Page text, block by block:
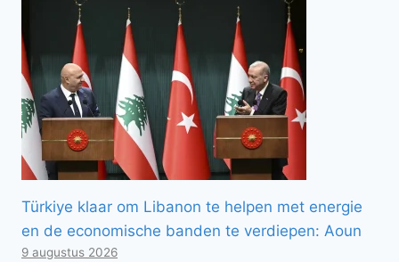
Türkiye klaar om Libanon te helpen met energie
en de economische banden te verdiepen: Aoun
9 augustus 2026